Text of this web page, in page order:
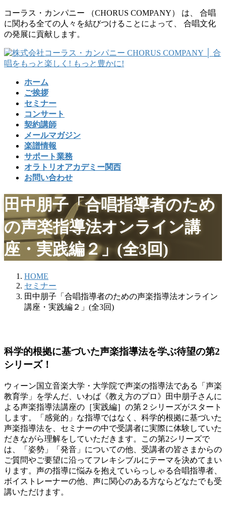
コ
ン
テ
ツ
に
ナ
ビ
ゲ
シ
ョ
コーラス・カンパニー （CHORUS COMPANY） は、 合唱
に関わる全ての人々を結びつけることによって、 合唱文化
の発展に貢献します。
ホーム
ご挨拶
セミナー
コンサート
契約講師
メールマガジン
楽譜情報
サポート業務
オラトリオアカデミー関西
お問い合わせ
田中朋子「合唱指導者のため
の声楽指導法オンライン講
座・実践編２」(全3回)
HOME
セミナー
田中朋子「合唱指導者のための声楽指導法オンライン
講座・実践編２」(全3回)
科学的根拠に基づいた声楽指導法を学ぶ待望の第2
シリーズ！
ウィーン国立音楽大学・大学院で声楽の指導法である「声楽
教育学」を学んだ、いわば《教え方のプロ》田中朋子さんに
よる声楽指導法講座の［実践編］の第２シリーズがスタート
します。「感覚的」な指導ではなく、科学的根拠に基づいた
声楽指導法を、セミナーの中で受講者に実際に体験していた
だきながら理解をしていただきます。この第2シリーズで
は、「姿勢」「発音」についての他、受講者の皆さまからの
ご質問やご要望に沿ってフレキシブルにテーマを決めてまい
ります。声の指導に悩みを抱えていらっしゃる合唱指導者、
ボイストレーナーの他、声に関心のある方ならどなたでも受
講いただけます。